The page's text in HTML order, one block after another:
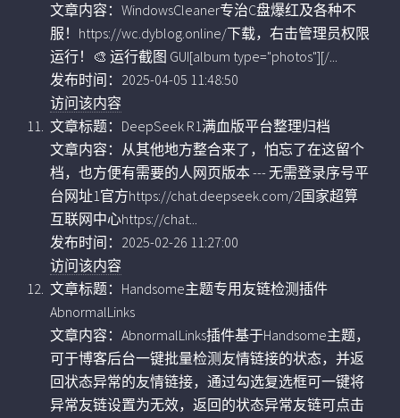
文章内容：WindowsCleaner专治C盘爆红及各种不
服！https://wc.dyblog.online/下载，右击管理员权限
运行！🎨 运行截图 GUI[album type="photos"][/...
发布时间：2025-04-05 11:48:50
访问该内容
文章标题：DeepSeek R1满血版平台整理归档
文章内容：从其他地方整合来了，怕忘了在这留个
档，也方便有需要的人网页版本 --- 无需登录序号平
台网址1官方https://chat.deepseek.com/2国家超算
互联网中心https://chat...
发布时间：2025-02-26 11:27:00
访问该内容
文章标题：Handsome主题专用友链检测插件
AbnormalLinks
文章内容：AbnormalLinks插件基于Handsome主题，
可于博客后台一键批量检测友情链接的状态，并返
回状态异常的友情链接，通过勾选复选框可一键将
异常友链设置为无效，返回的状态异常友链可点击